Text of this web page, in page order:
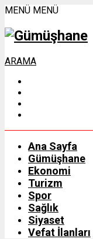
MENÜ MENÜ
ARAMA
Ana Sayfa
Gümüşhane
Ekonomi
Turizm
Spor
Sağlık
Siyaset
Vefat İlanları